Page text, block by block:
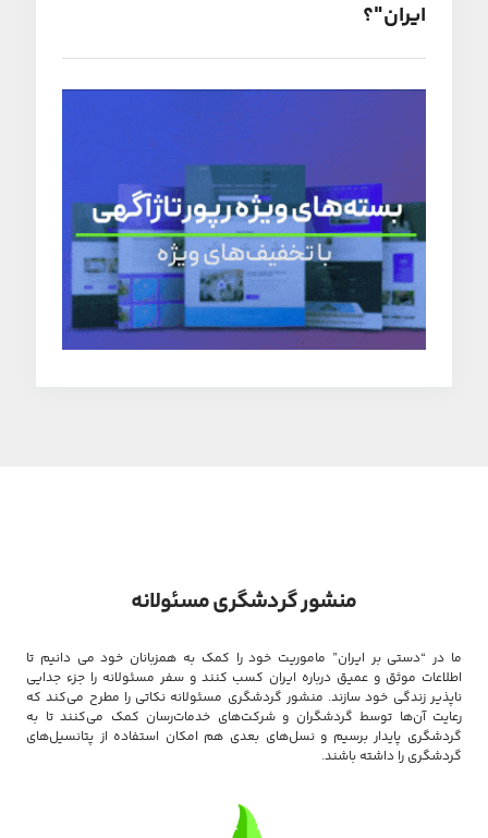
ایران"؟
منشور گردشگری مسئولانه
ما در “دستی بر ایران” ماموریت خود را کمک به همزبانان خود می دانیم تا
اطلاعات موثق و عمیق درباره ایران کسب کنند و سفر مسئولانه را جزء جدایی
ناپذیر زندگی خود سازند. منشور گردشگری مسئولانه نکاتی را مطرح می‌کند که
رعایت آن‌ها توسط گردشگران و شرکت‌های خدمات‌رسان کمک می‌کنند تا به
گردشگری پایدار برسیم و نسل‌های بعدی هم امکان استفاده از پتانسیل‌های
گردشگری را داشته باشند.